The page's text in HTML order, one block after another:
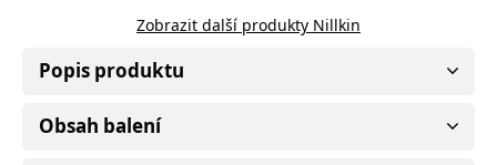
Zobrazit další produkty Nillkin
Popis produktu
Obsah balení